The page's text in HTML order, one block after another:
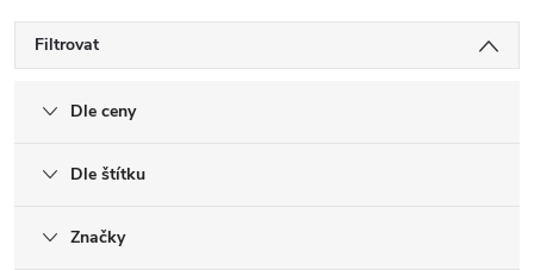
Filtrovat
Dle ceny
Dle štítku
Značky